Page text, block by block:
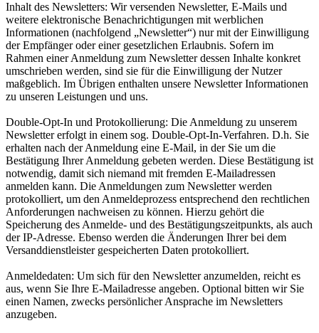
Inhalt des Newsletters: Wir versenden Newsletter, E-Mails und
weitere elektronische Benachrichtigungen mit werblichen
Informationen (nachfolgend „Newsletter“) nur mit der Einwilligung
der Empfänger oder einer gesetzlichen Erlaubnis. Sofern im
Rahmen einer Anmeldung zum Newsletter dessen Inhalte konkret
umschrieben werden, sind sie für die Einwilligung der Nutzer
maßgeblich. Im Übrigen enthalten unsere Newsletter Informationen
zu unseren Leistungen und uns.
Double-Opt-In und Protokollierung: Die Anmeldung zu unserem
Newsletter erfolgt in einem sog. Double-Opt-In-Verfahren. D.h. Sie
erhalten nach der Anmeldung eine E-Mail, in der Sie um die
Bestätigung Ihrer Anmeldung gebeten werden. Diese Bestätigung ist
notwendig, damit sich niemand mit fremden E-Mailadressen
anmelden kann. Die Anmeldungen zum Newsletter werden
protokolliert, um den Anmeldeprozess entsprechend den rechtlichen
Anforderungen nachweisen zu können. Hierzu gehört die
Speicherung des Anmelde- und des Bestätigungszeitpunkts, als auch
der IP-Adresse. Ebenso werden die Änderungen Ihrer bei dem
Versanddienstleister gespeicherten Daten protokolliert.
Anmeldedaten: Um sich für den Newsletter anzumelden, reicht es
aus, wenn Sie Ihre E-Mailadresse angeben. Optional bitten wir Sie
einen Namen, zwecks persönlicher Ansprache im Newsletters
anzugeben.